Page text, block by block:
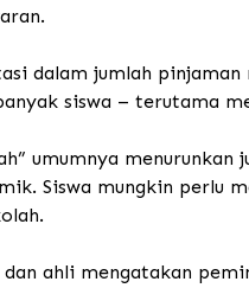
dalam jumlah
siswa – terutama
umumnya
Siswa mungkin perlu
dan ahli mengatakan